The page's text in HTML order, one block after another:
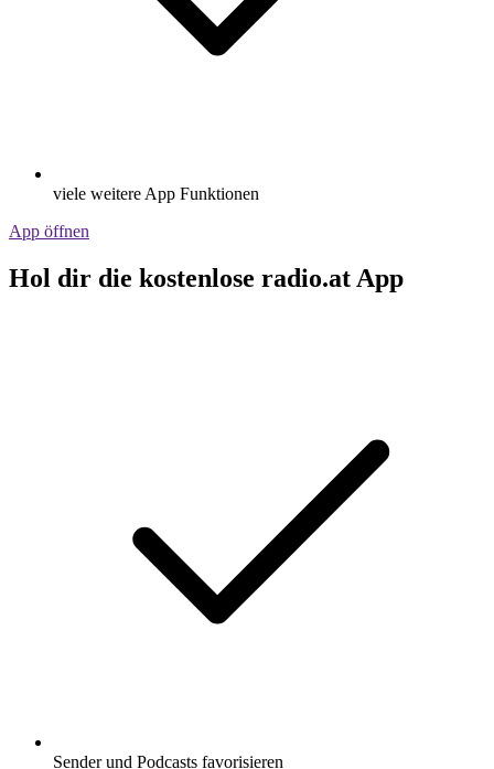
viele weitere App Funktionen
App öffnen
Hol dir die kostenlose radio.at App
Sender und Podcasts favorisieren